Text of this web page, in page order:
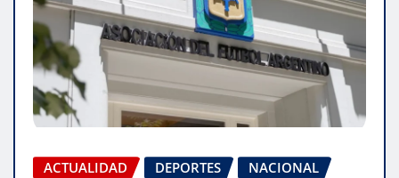
ACTUALIDAD DEPORTES
NACIONAL